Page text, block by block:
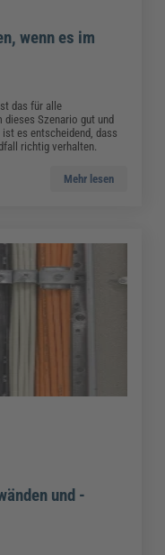
wenn es im
das für alle
dieses Szenario gut und
es entscheidend, dass
richtig verhalten.
Mehr lesen
und -